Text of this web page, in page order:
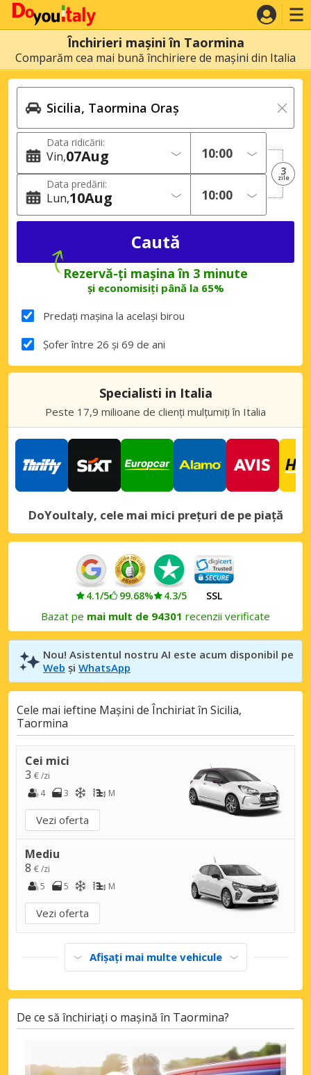
Închirieri mașini în Taormina
Comparăm cea mai bună închiriere de mașini din Italia
Data ridicării:
Vin 07Aug
Data predării:
Lun 10Aug
3
zile
Rezervă-ți mașina în 3 minute
și economisiți până la 65%
Predați mașina la același birou
Șofer între 26 și 69 de ani
Specialisti in Italia
Peste 17,9 milioane de clienți mulțumiți în Italia
DoYouItaly, cele mai mici prețuri de pe piață
4.1/5 99.68% 4.3/5 SSL
Bazat pe mai mult de 94301 recenzii verificate
Nou! Asistentul nostru AI este acum disponibil pe
Web și WhatsApp
Cele mai ieftine Mașini de Închiriat în Sicilia,
Taormina
Cei mici
3 € /zi
4
3 M
Vezi oferta
Mediu
8 € /zi
5
5 M
Vezi oferta
Afișați mai multe vehicule
De ce să închiriați o mașină în Taormina?